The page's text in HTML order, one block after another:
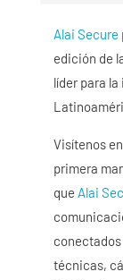
Alai Secure
edición de
líder para
Visítenos
primera
que Alai
técnicas,